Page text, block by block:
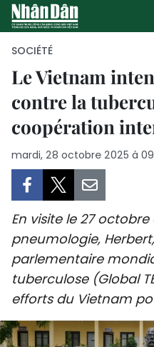
PAGE
SPORT
SOCIÉTÉ
Le Vietnam
contre la
coopération
mardi, 28 octobre 2025 à
En visite le 27
pneumologie,
parlementaire
tuberculose (Global
efforts du Vietnam